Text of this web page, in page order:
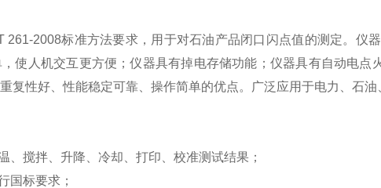
261-2008标准方法要求，用于对石油产品闭口闪点值的测定。仪
使人机交互更方便；仪器具有掉电存储功能；仪器具有自动电点
复性好、性能稳定可靠、操作简单的优点。广泛应用于电力、石油
、搅拌、升降、冷却、打印、校准测试结果；
国标要求；